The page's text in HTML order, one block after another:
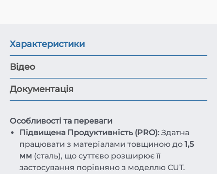
Характеристики
Відео
Документація
Особливості та переваги
Підвищена Продуктивність (PRO): Здатна
працювати з матеріалами товщиною до 1,5
мм (сталь), що суттєво розширює її
застосування порівняно з моделлю CUT.